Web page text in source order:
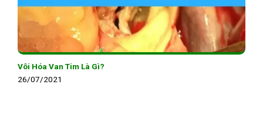
Vôi Hóa Van Tim Là Gì?
26/07/2021